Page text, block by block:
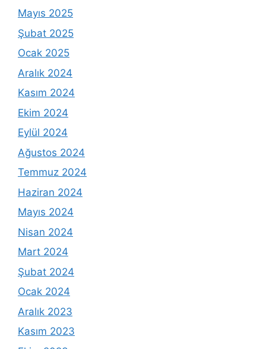
Mayıs 2025
Şubat 2025
Ocak 2025
Aralık 2024
Kasım 2024
Ekim 2024
Eylül 2024
Ağustos 2024
Temmuz 2024
Haziran 2024
Mayıs 2024
Nisan 2024
Mart 2024
Şubat 2024
Ocak 2024
Aralık 2023
Kasım 2023